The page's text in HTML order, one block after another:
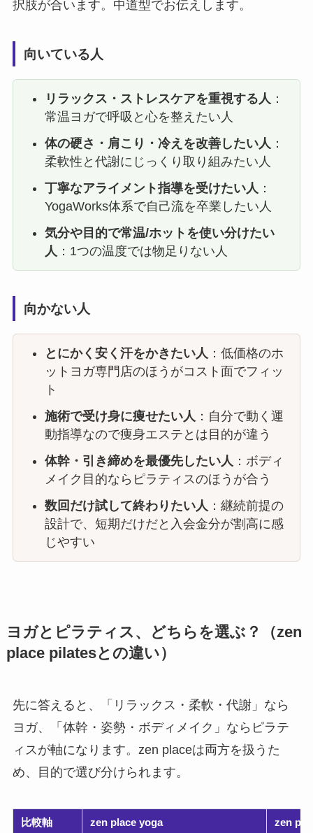
択肢が合います。中道型でお伝えします。
向いている人
リラックス・ストレスケアを重視する人 ：
常温ヨガで呼吸と心を整えたい人
体の硬さ・肩こり・冷えを改善したい人 ：
柔軟性と代謝にじっくり取り組みたい人
丁寧なアライメント指導を受けたい人 ：
YogaWorks体系で自己流を卒業したい人
気分や目的で常温/ホットを使い分けたい
人 ：1つの温度では物足りない人
向かない人
とにかく安く汗をかきたい人 ：低価格のホ
ットヨガ専門店のほうがコスト面でフィッ
ト
施術で受け身に痩せたい人 ：自分で動く運
動指導なので痩身エステとは目的が違う
体幹・引き締めを最優先したい人 ：ボディ
メイク目的ならピラティスのほうが合う
数回だけ試して終わりたい人 ：継続前提の
設計で、短期だけだと入会金分が割高に感
じやすい
ヨガとピラティス、どちらを選ぶ？（zen
place pilatesとの違い）
先に答えると、「リラックス・柔軟・代謝」なら
ヨガ、「体幹・姿勢・ボディメイク」ならピラテ
ィスが軸になります。zen placeは両方を扱うた
め、目的で選び分けられます。
比較軸 zen place yoga zen